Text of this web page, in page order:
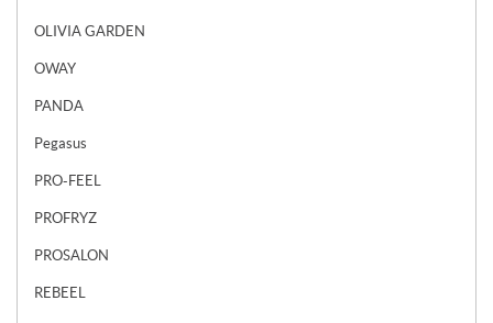
OLIVIA GARDEN
OWAY
PANDA
Pegasus
PRO-FEEL
PROFRYZ
PROSALON
REBEEL